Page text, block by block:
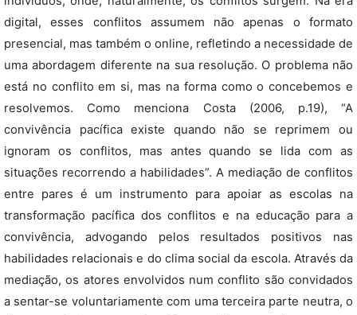
digital, esses conflitos assumem não apenas o formato
presencial, mas também o online, refletindo a necessidade de
uma abordagem diferente na sua resolução. O problema não
está no conflito em si, mas na forma como o concebemos e
resolvemos. Como menciona Costa (2006, p.19), “A
convivência pacífica existe quando não se reprimem ou
ignoram os conflitos, mas antes quando se lida com as
situações recorrendo a habilidades”. A mediação de conflitos
entre pares é um instrumento para apoiar as escolas na
transformação pacífica dos conflitos e na educação para a
convivência, advogando pelos resultados positivos nas
habilidades relacionais e do clima social da escola. Através da
mediação, os atores envolvidos num conflito são convidados
a sentar-se voluntariamente com uma terceira parte neutra, o